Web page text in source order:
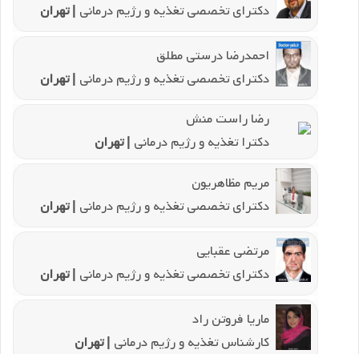
دکترای تخصصی تغذیه و رژیم درمانی | تهران
احمدرضا درستی مطلق
دکترای تخصصی تغذیه و رژیم درمانی | تهران
رضا راست منش
دکترا تغذیه و رژیم درمانی | تهران
مریم مظاهریون
دکترای تخصصی تغذیه و رژیم درمانی | تهران
مرتضی عقبایی
دکترای تخصصی تغذیه و رژیم درمانی | تهران
ماریا فروتن راد
کارشناس تغذیه و رژیم درمانی | تهران